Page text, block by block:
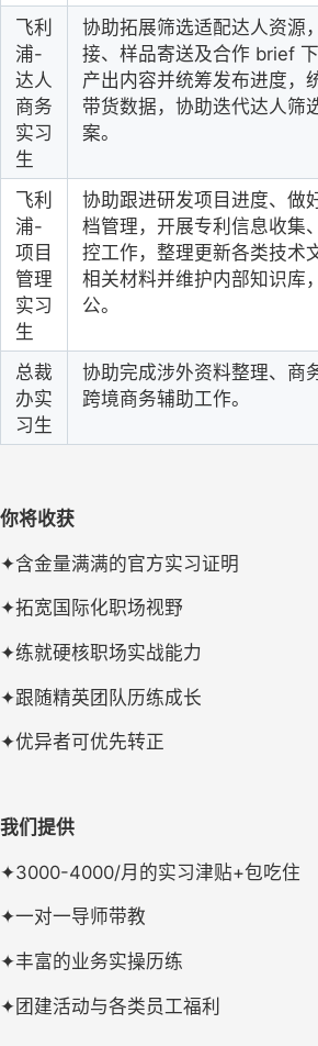
飞利
浦-
达人
商务
实习
生
协助拓展筛选适配达人资源
接、样品寄送及合作 brief
产出内容并统筹发布进度，
带货数据，协助迭代达人筛
案。
飞利
浦-
项目
管理
实习
生
协助跟进研发项目进度、做
档管理，开展专利信息收集
控工作，整理更新各类技术
相关材料并维护内部知识库
公。
总裁
办实
习生
协助完成涉外资料整理、商
跨境商务辅助工作。
你将收获
✦含金量满满的官方实习证明
✦拓宽国际化职场视野
✦练就硬核职场实战能力
✦跟随精英团队历练成长
✦优异者可优先转正
我们提供
✦3000-4000/月的实习津贴+包吃住
✦一对一导师带教
✦丰富的业务实操历练
✦团建活动与各类员工福利